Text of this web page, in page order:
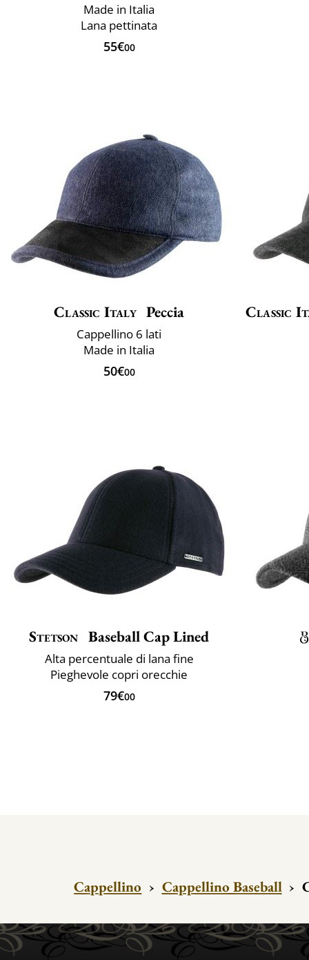
Made in Italia
Lana pettinata
55€00
Classic Italy Peccia
Cappellino 6 lati
Made in Italia
50€00
Classic
Stetson Baseball Cap Lined
Alta percentuale di lana fine
Pieghevole copri orecchie
79€00
Cappellino › Cappellino Baseball ›